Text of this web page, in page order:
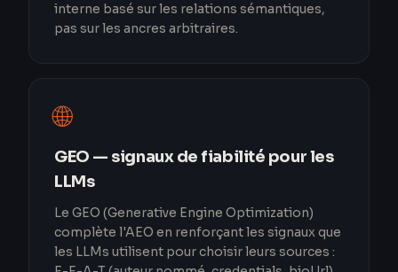
interne basé sur les relations sémantiques,
pas sur les ancres arbitraires.
🌐
GEO — signaux de fiabilité pour les
LLMs
Le GEO (Generative Engine Optimization)
complète l'AEO en renforçant les signaux que
les LLMs utilisent pour choisir leurs sources :